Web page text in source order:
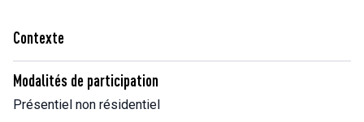
Contexte
Modalités de participation
Présentiel non résidentiel